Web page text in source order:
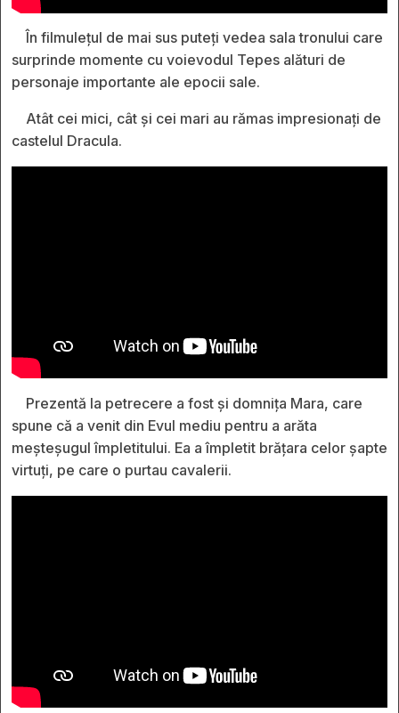
În filmulețul de mai sus puteți vedea sala tronului care
surprinde momente cu voievodul Tepes alături de
personaje importante ale epocii sale.
Atât cei mici, cât și cei mari au rămas impresionați de
castelul Dracula.
Prezentă la petrecere a fost și domnița Mara, care
spune că a venit din Evul mediu pentru a arăta
meșteșugul împletitului. Ea a împletit brățara celor șapte
virtuți, pe care o purtau cavalerii.